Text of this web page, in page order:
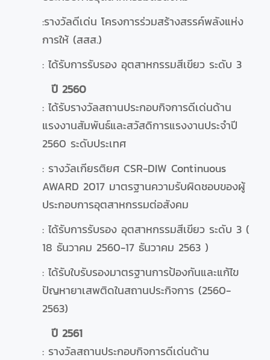
:รางวัลดีเด่น โครงการร่วมสร้างสรรค์พลังแห่ง
การให้ (สสส.)
: ได้รับการรับรอง อุตสาหกรรมสีเขียว ระดับ 3
ปี 2560
: ได้รับรางวัลสถานประกอบกิจการดีเด่นด้าน
แรงงานสัมพันธ์และสวัสดิการแรงงานประจำปี
2560 ระดับประเทศ
: รางวัลเกียรติยศ CSR-DIW Continuous
AWARD 2017 มาตรฐานความรับผิดชอบของผู้
ประกอบการอุตสาหกรรมต่อสังคม
: ได้รับการรับรอง อุตสาหกรรมสีเขียว ระดับ 3 (
18 ธันวาคม 2560-17 ธันวาคม 2563 )
: ได้รับใบรับรองมาตรฐานการป้องกันและแก้ไข
ปัญหายาเสพติดในสถานประกิจการ (2560-
2563)
ปี 2561
: รางวัลสถานประกอบกิจการดีเด่นด้าน